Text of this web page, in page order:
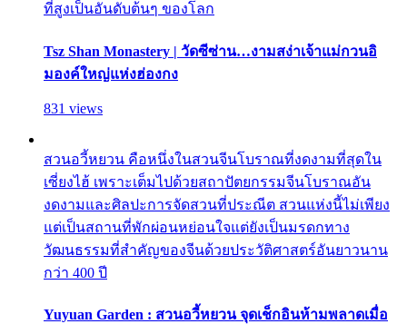
ที่สูงเป็นอันดับต้นๆ ของโลก
Tsz Shan Monastery | วัดซีซ่าน…งามสง่าเจ้าแม่กวนอิ
มองค์ใหญ่แห่งฮ่องกง
831 views
สวนอวี้หยวน คือหนึ่งในสวนจีนโบราณที่งดงามที่สุดใน
เซี่ยงไฮ้ เพราะเต็มไปด้วยสถาปัตยกรรมจีนโบราณอัน
งดงามและศิลปะการจัดสวนที่ประณีต สวนแห่งนี้ไม่เพียง
แต่เป็นสถานที่พักผ่อนหย่อนใจแต่ยังเป็นมรดกทาง
วัฒนธรรมที่สำคัญของจีนด้วยประวัติศาสตร์อันยาวนาน
กว่า 400 ปี
Yuyuan Garden : สวนอวี้หยวน จุดเช็กอินห้ามพลาดเมื่อ